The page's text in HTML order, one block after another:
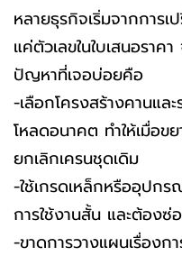
หลายธุรกิจเริ่มจากการ
แค่ตัวเลขในใบเสนอรา
ปัญหาที่เจอบ่อยคือ
-เลือกโครงสร้างคานแล
โหลดอนาคต ทำให้เมื่อข
ยกเลิกเครนชุดเดิม
-ใช้เกรดเหล็กหรืออุปก
การใช้งานสั้น และต้องซ่
-ขาดการวางแผนเรื่องกา